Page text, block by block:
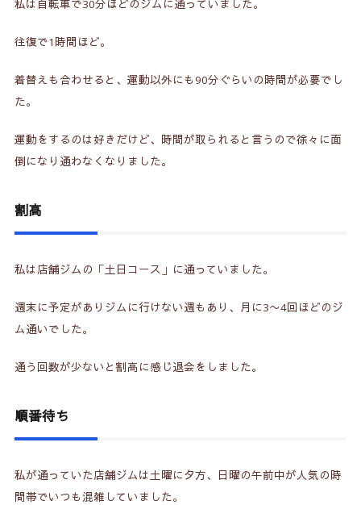
私は自転車で30分ほどのジムに通っていました。
往復で1時間ほど。
着替えも合わせると、運動以外にも90分ぐらいの時間が必要でし
た。
運動をするのは好きだけど、時間が取られると言うので徐々に面
倒になり通わなくなりました。
割高
私は店舗ジムの「土日コース」に通っていました。
週末に予定がありジムに行けない週もあり、月に3〜4回ほどのジ
ム通いでした。
通う回数が少ないと割高に感じ退会をしました。
順番待ち
私が通っていた店舗ジムは土曜に夕方、日曜の午前中が人気の時
間帯でいつも混雑していました。